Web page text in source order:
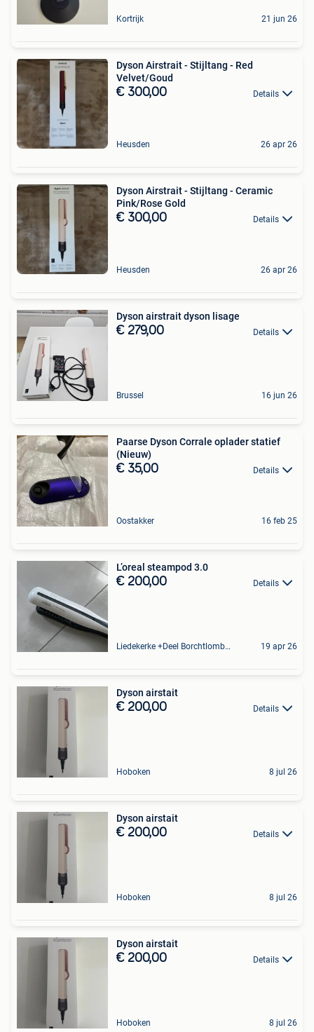
Kortrijk 21 jun 26
Dyson Airstrait - Stijltang - Red
Velvet/Goud
€ 300,00 Details
Heusden 26 apr 26
Dyson Airstrait - Stijltang - Ceramic
Pink/Rose Gold
€ 300,00 Details
Heusden 26 apr 26
Dyson airstrait dyson lisage
€ 279,00 Details
Brussel 16 jun 26
Paarse Dyson Corrale oplader statief
(Nieuw)
€ 35,00 Details
Oostakker 16 feb 25
L’oreal steampod 3.0
€ 200,00 Details
Liedekerke +Deel Borchtlombeek 19 apr 26
Dyson airstait
€ 200,00 Details
Hoboken 8 jul 26
Dyson airstait
€ 200,00 Details
Hoboken 8 jul 26
Dyson airstait
€ 200,00 Details
Hoboken 8 jul 26